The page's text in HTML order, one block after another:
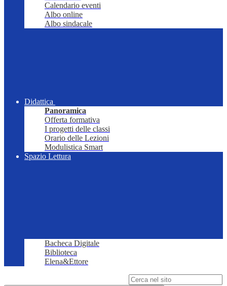
Calendario eventi
Albo online
Albo sindacale
Didattica
Panoramica
Offerta formativa
I progetti delle classi
Orario delle Lezioni
Modulistica Smart
Spazio Lettura
Bacheca Digitale
Biblioteca
Elena&Ettore